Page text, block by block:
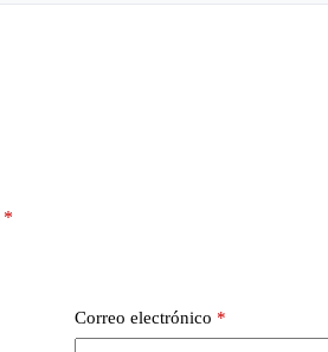
*
Correo electrónico *